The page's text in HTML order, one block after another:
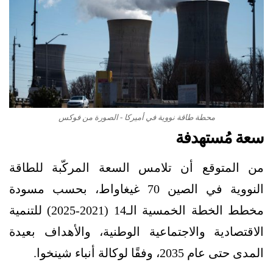
محطة طاقة نووية في أميركا - الصورة من فوكس
سعة مُستهدفة
من المتوقع أن تلامس السعة المركّبة للطاقة
النووية في الصين 70 غيغاواط، بحسب مسودة
مخطط الخطة الخمسية الـ14 (2021-2025) للتنمية
الاقتصادية والاجتماعية الوطنية، والأهداف بعيدة
المدى حتى عام 2035، وفقًا لوكالة أنباء شينخوا.